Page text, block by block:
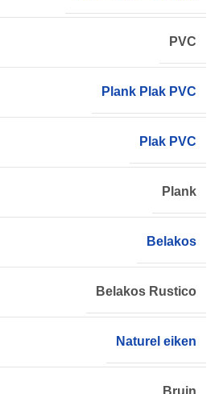
PVC
Plank Plak PVC
Plak PVC
Plank
Belakos
Belakos Rustico
Naturel eiken